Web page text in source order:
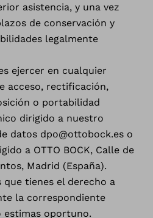
asistencia, y una vez
de conservación y
legalmente
ejercer en cualquier
acceso, rectificación,
o portabilidad
dirigido a nuestro
datos dpo@ottobock.es o
a OTTO BOCK, Calle de
Madrid (España).
tienes el derecho a
la correspondiente
oportuno.